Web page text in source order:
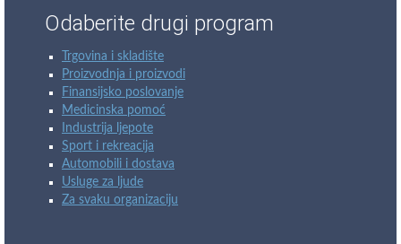
Odaberite drugi program
Trgovina i skladište
Proizvodnja i proizvodi
Finansijsko poslovanje
Medicinska pomoć
Industrija ljepote
Sport i rekreacija
Automobili i dostava
Usluge za ljude
Za svaku organizaciju